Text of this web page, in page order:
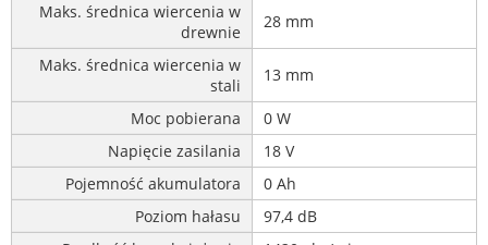
Maks. średnica wiercenia w
drewnie
28 mm
Maks. średnica wiercenia w
stali
13 mm
Moc pobierana
0 W
Napięcie zasilania
18 V
Pojemność akumulatora
0 Ah
Poziom hałasu
97,4 dB